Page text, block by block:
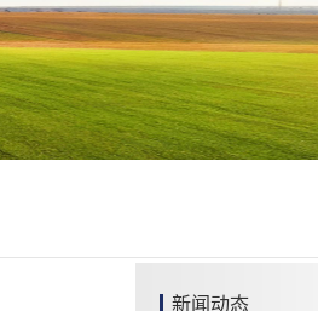
新闻动态